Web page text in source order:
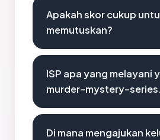
Apakah skor cukup
memutuskan?
ISP apa yang melayani
murder-mystery-
Di mana mengajukan